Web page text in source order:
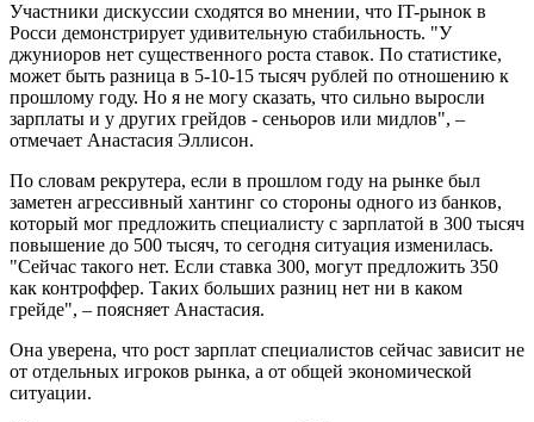
Участники дискуссии сходятся во мнении, что IT-рынок в
Росси демонстрирует удивительную стабильность. "У
джуниоров нет существенного роста ставок. По статистике,
может быть разница в 5-10-15 тысяч рублей по отношению к
прошлому году. Но я не могу сказать, что сильно выросли
зарплаты и у других грейдов - сеньоров или мидлов", –
отмечает Анастасия Эллисон.
По словам рекрутера, если в прошлом году на рынке был
заметен агрессивный хантинг со стороны одного из банков,
который мог предложить специалисту с зарплатой в 300 тысяч
повышение до 500 тысяч, то сегодня ситуация изменилась.
"Сейчас такого нет. Если ставка 300, могут предложить 350
как контроффер. Таких больших разниц нет ни в каком
грейде", – поясняет Анастасия.
Она уверена, что рост зарплат специалистов сейчас зависит не
от отдельных игроков рынка, а от общей экономической
ситуации.